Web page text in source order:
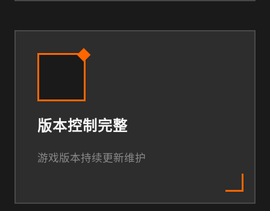
版本控制完整
游戏版本持续更新维护